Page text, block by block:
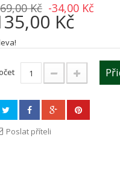
Kč -34,00 Kč
Kč
Poslat příteli